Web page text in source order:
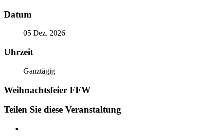
Datum
05 Dez. 2026
Uhrzeit
Ganztägig
Weihnachtsfeier FFW
Teilen Sie diese Veranstaltung